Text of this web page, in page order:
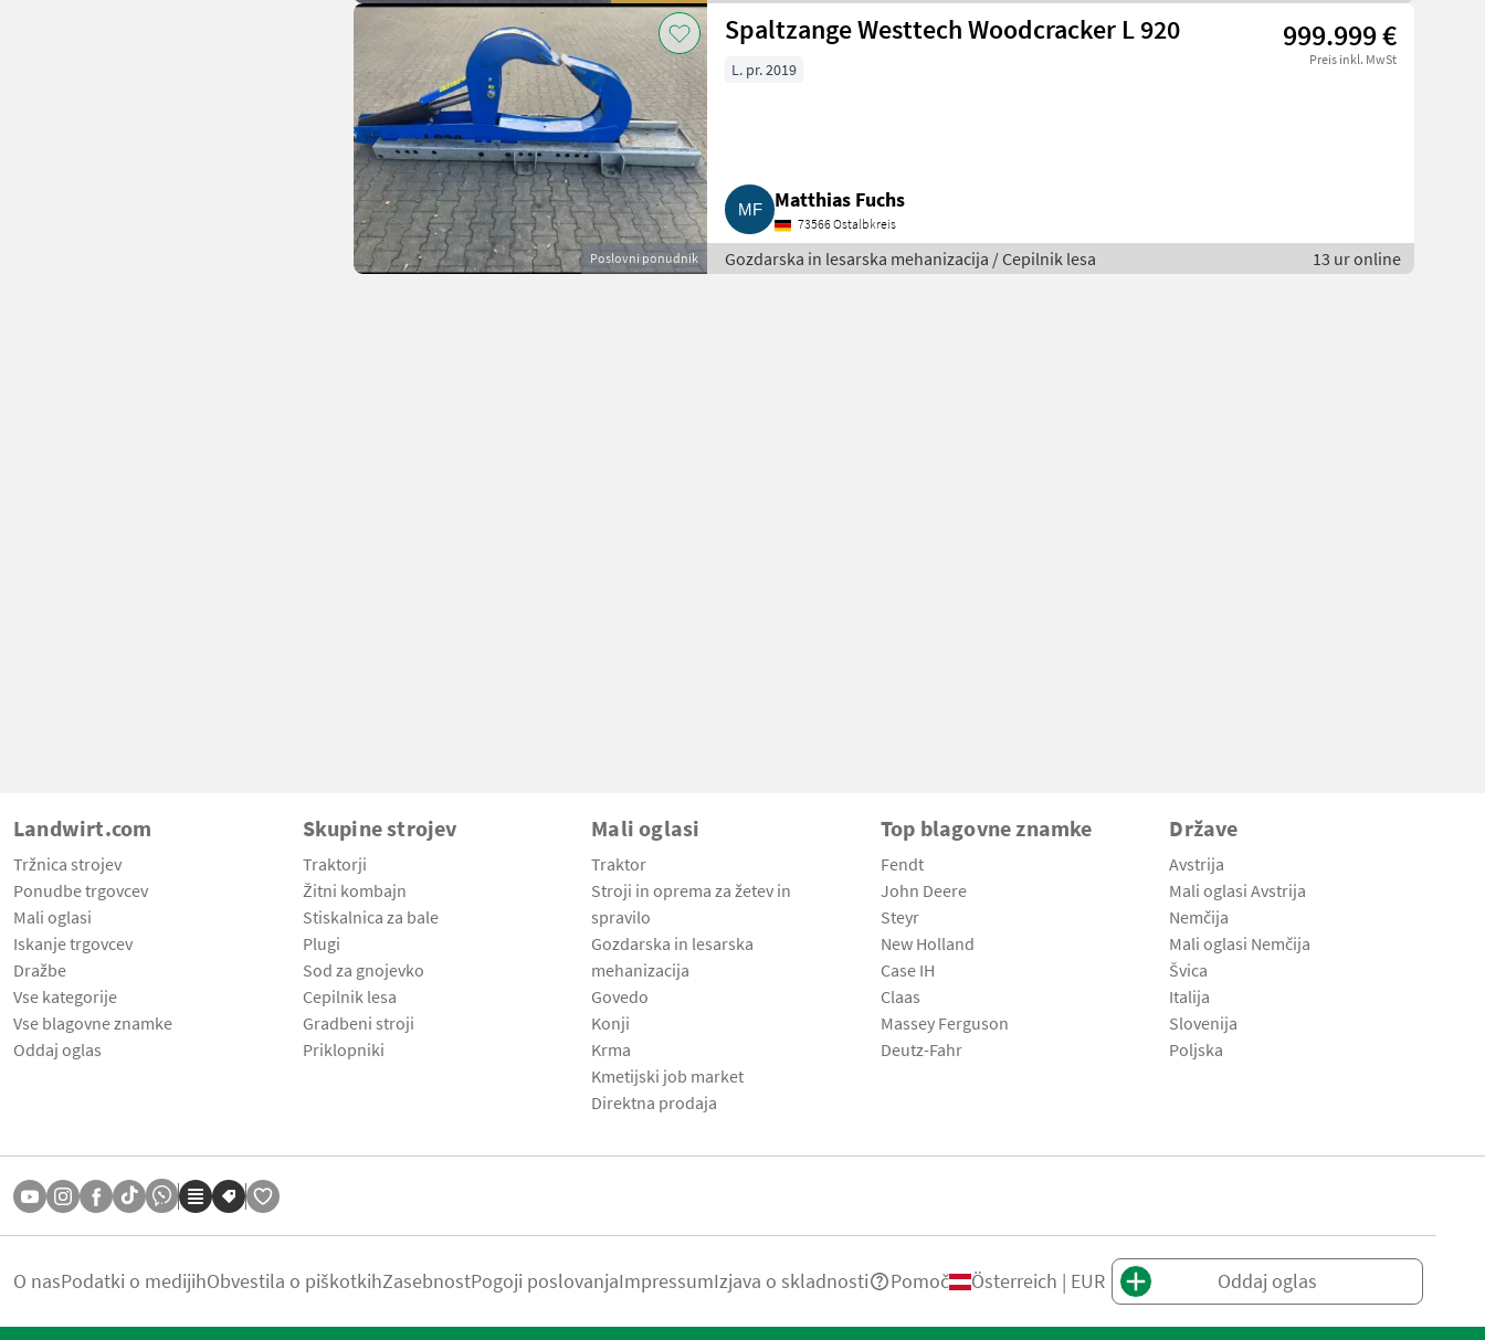
Poslovni ponudnik
Spaltzange Westtech Woodcracker L 920 999.999 €
Preis inkl. MwSt
L. pr. 2019
Matthias Fuchs
73566 Ostalbkreis
Gozdarska in lesarska mehanizacija / Cepilnik lesa 13 ur online
Landwirt.com
Tržnica strojev
Ponudbe trgovcev
Mali oglasi
Iskanje trgovcev
Dražbe
Vse kategorije
Vse blagovne znamke
Oddaj oglas
Skupine strojev
Traktorji
Žitni kombajn
Stiskalnica za bale
Plugi
Sod za gnojevko
Cepilnik lesa
Gradbeni stroji
Priklopniki
Mali oglasi
Traktor
Stroji in oprema za žetev in
spravilo
Gozdarska in lesarska
mehanizacija
Govedo
Konji
Krma
Kmetijski job market
Direktna prodaja
Top blagovne znamke
Fendt
John Deere
Steyr
New Holland
Case IH
Claas
Massey Ferguson
Deutz-Fahr
Države
Avstrija
Mali oglasi Avstrija
Nemčija
Mali oglasi Nemčija
Švica
Italija
Slovenija
Poljska
O nasPodatki o medijihObvestila o piškotkihZasebnostPogoji poslovanjaImpressumIzjava o skladnosti Pomoč Österreich | EUR Oddaj oglas